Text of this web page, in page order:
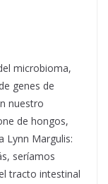
microbioma,
genes de
nuestro
de hongos,
Lynn Margulis:
seríamos
tracto intestinal